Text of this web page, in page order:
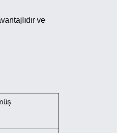
ve